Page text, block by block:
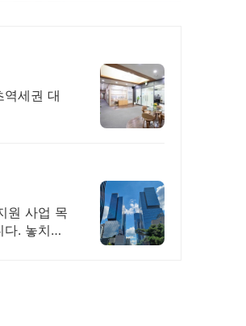
세권 대
원 사업 목
. 놓치지